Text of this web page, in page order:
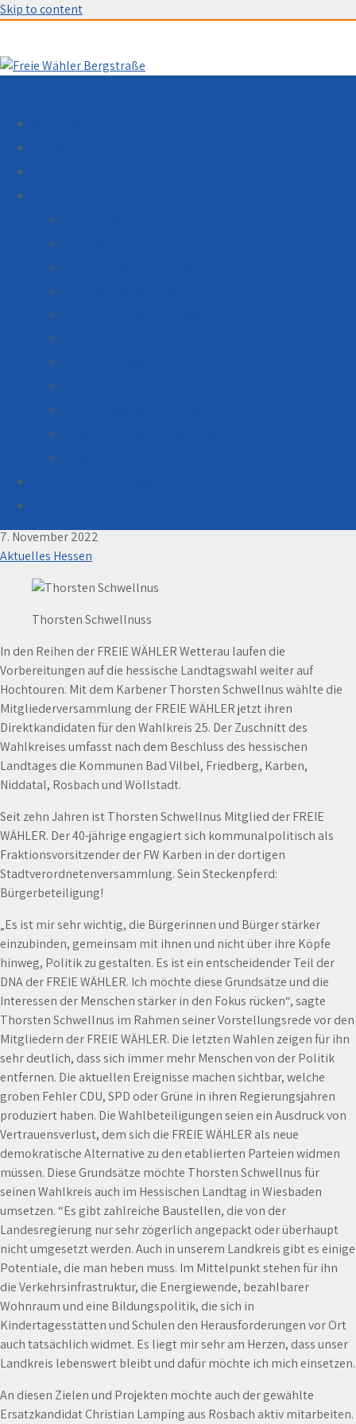
Skip to content
Thorsten Schwellnus Direktkandidat zur
Landtagswahl im Wahlkreis Wetterau I
7. November 2022
Aktuelles Hessen
Thorsten Schwellnuss
In den Reihen der FREIE WÄHLER Wetterau laufen die
Vorbereitungen auf die hessische Landtagswahl weiter auf
Hochtouren. Mit dem Karbener Thorsten Schwellnus wählte die
Mitgliederversammlung der FREIE WÄHLER jetzt ihren
Direktkandidaten für den Wahlkreis 25. Der Zuschnitt des
Wahlkreises umfasst nach dem Beschluss des hessischen
Landtages die Kommunen Bad Vilbel, Friedberg, Karben,
Niddatal, Rosbach und Wöllstadt.
Seit zehn Jahren ist Thorsten Schwellnus Mitglied der FREIE
WÄHLER. Der 40-jährige engagiert sich kommunalpolitisch als
Fraktionsvorsitzender der FW Karben in der dortigen
Stadtverordnetenversammlung. Sein Steckenpferd:
Bürgerbeteiligung!
„Es ist mir sehr wichtig, die Bürgerinnen und Bürger stärker
einzubinden, gemeinsam mit ihnen und nicht über ihre Köpfe
hinweg, Politik zu gestalten. Es ist ein entscheidender Teil der
DNA der FREIE WÄHLER. Ich möchte diese Grundsätze und die
Interessen der Menschen stärker in den Fokus rücken“, sagte
Thorsten Schwellnus im Rahmen seiner Vorstellungsrede vor den
Mitgliedern der FREIE WÄHLER. Die letzten Wahlen zeigen für ihn
sehr deutlich, dass sich immer mehr Menschen von der Politik
entfernen. Die aktuellen Ereignisse machen sichtbar, welche
groben Fehler CDU, SPD oder Grüne in ihren Regierungsjahren
produziert haben. Die Wahlbeteiligungen seien ein Ausdruck von
Vertrauensverlust, dem sich die FREIE WÄHLER als neue
demokratische Alternative zu den etablierten Parteien widmen
müssen. Diese Grundsätze möchte Thorsten Schwellnus für
seinen Wahlkreis auch im Hessischen Landtag in Wiesbaden
umsetzen. “Es gibt zahlreiche Baustellen, die von der
Landesregierung nur sehr zögerlich angepackt oder überhaupt
nicht umgesetzt werden. Auch in unserem Landkreis gibt es einige
Potentiale, die man heben muss. Im Mittelpunkt stehen für ihn
die Verkehrsinfrastruktur, die Energiewende, bezahlbarer
Wohnraum und eine Bildungspolitik, die sich in
Kindertagesstätten und Schulen den Herausforderungen vor Ort
auch tatsächlich widmet. Es liegt mir sehr am Herzen, dass unser
Landkreis lebenswert bleibt und dafür möchte ich mich einsetzen.
An diesen Zielen und Projekten möchte auch der gewählte
Ersatzkandidat Christian Lamping aus Rosbach aktiv mitarbeiten.